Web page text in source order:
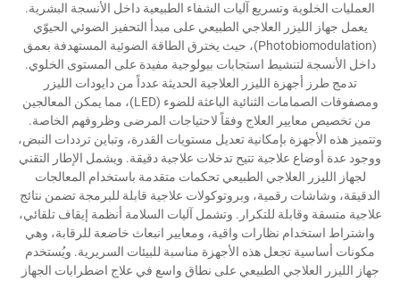
العمليات الخلوية وتسريع آليات الشفاء الطبيعية داخل الأنسجة البشرية.
يعمل جهاز الليزر العلاجي الطبيعي على مبدأ التحفيز الضوئي الحيوّي
(Photobiomodulation)، حيث يخترق الطاقة الضوئية المستهدفة بعمق
داخل الأنسجة لتنشيط استجابات بيولوجية مفيدة على المستوى الخلوي.
تدمج طرز أجهزة الليزر العلاجية الحديثة عدداً من دايودات الليزر
ومصفوفات الصمامات الثنائية الباعثة للضوء (LED)، مما يمكن المعالجين
من تخصيص معايير العلاج وفقاً لاحتياجات المرضى وظروفهم الخاصة.
وتتميز هذه الأجهزة بإمكانية تعديل مستويات القدرة، وتباين ترددات النبض،
ووجود عدة أوضاع علاجية تتيح تدخلات علاجية دقيقة. ويشمل الإطار التقني
لجهاز الليزر العلاجي الطبيعي تحكمات متقدمة باستخدام المعالجات
الدقيقة، وشاشات رقمية، وبروتوكولات علاجية قابلة للبرمجة تضمن نتائج
علاجية متسقة وقابلة للتكرار. وتشمل آليات السلامة أنظمة إيقاف تلقائي،
واشتراط استخدام نظارات واقية، ومعايير انبعاث خاضعة للرقابة، وهي
مكونات أساسية تجعل هذه الأجهزة مناسبة للبيئات السريرية. ويُستخدم
جهاز الليزر العلاجي الطبيعي على نطاق واسع في علاج اضطرابات الجهاز